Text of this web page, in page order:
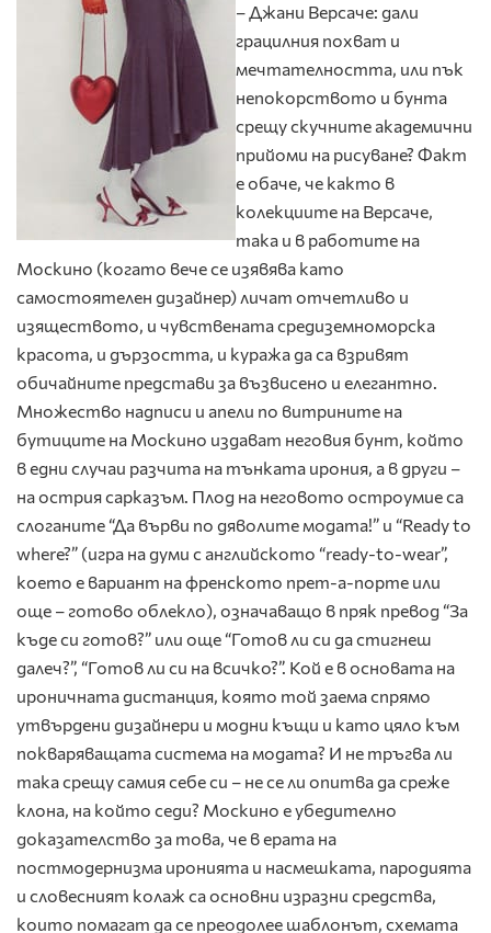
– Джани Версаче: дали
грацилния похват и
мечтателността, или пък
непокорството и бунта
срещу скучните академични
прийоми на рисуване? Факт
е обаче, че както в
колекциите на Версаче,
така и в работите на
Москино (когато вече се изявява като
самостоятелен дизайнер) личат отчетливо и
изяществото, и чувствената средиземноморска
красота, и дързостта, и куража да са взривят
обичайните представи за възвисено и елегантно.
Множество надписи и апели по витрините на
бутиците на Москино издават неговия бунт, който
в едни случаи разчита на тънката ирония, а в други –
на острия сарказъм. Плод на неговото остроумие са
слоганите “Да върви по дяволите модата!” и “Ready to
where?” (игра на думи с английското “ready-to-wear”,
което е вариант на френското прет-а-порте или
още – готово облекло), означаващо в пряк превод “За
къде си готов?” или още “Готов ли си да стигнеш
далеч?”, “Готов ли си на всичко?”. Кой е в основата на
ироничната дистанция, която той заема спрямо
утвърдени дизайнери и модни къщи и като цяло към
покваряващата система на модата? И не тръгва ли
така срещу самия себе си – не се ли опитва да среже
клона, на който седи? Москино е убедително
доказателство за това, че в ерата на
постмодернизма иронията и насмешката, пародията
и словесният колаж са основни изразни средства,
които помагат да се преодолее шаблонът, схемата